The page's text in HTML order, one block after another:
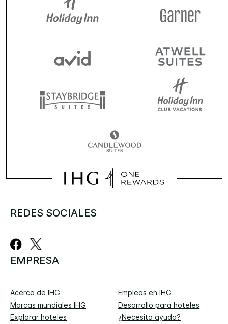
REDES SOCIALES
EMPRESA
Acerca de IHG
Empleos en IHG
Marcas mundiales IHG
Desarrollo para hoteles
Explorar hoteles
¿Necesita ayuda?